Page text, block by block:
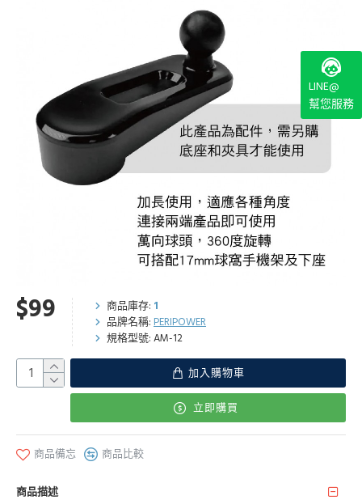
$99 商品庫存: 1
品牌名稱: PERIPOWER
規格型號: AM-12
加入購物車
立即購買
商品備忘 商品比較
商品描述
LINE@
幫您服務